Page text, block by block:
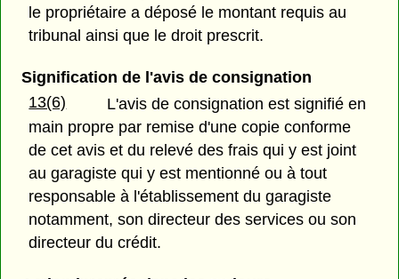
le propriétaire a déposé le montant requis au
tribunal ainsi que le droit prescrit.
Signification de l'avis de consignation
13(6)
L'avis de consignation est signifié en
main propre par remise d'une copie conforme
de cet avis et du relevé des frais qui y est joint
au garagiste qui y est mentionné ou à tout
responsable à l'établissement du garagiste
notamment, son directeur des services ou son
directeur du crédit.